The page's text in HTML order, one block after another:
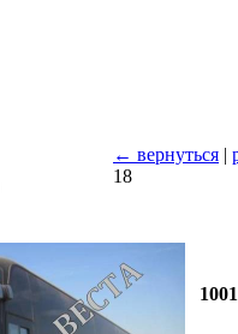
← вернуться |
18